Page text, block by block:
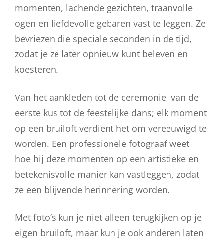
momenten, lachende gezichten, traanvolle
ogen en liefdevolle gebaren vast te leggen. Ze
bevriezen die speciale seconden in de tijd,
zodat je ze later opnieuw kunt beleven en
koesteren.
Van het aankleden tot de ceremonie, van de
eerste kus tot de feestelijke dans; elk moment
op een bruiloft verdient het om vereeuwigd te
worden. Een professionele fotograaf weet
hoe hij deze momenten op een artistieke en
betekenisvolle manier kan vastleggen, zodat
ze een blijvende herinnering worden.
Met foto’s kun je niet alleen terugkijken op je
eigen bruiloft, maar kun je ook anderen laten